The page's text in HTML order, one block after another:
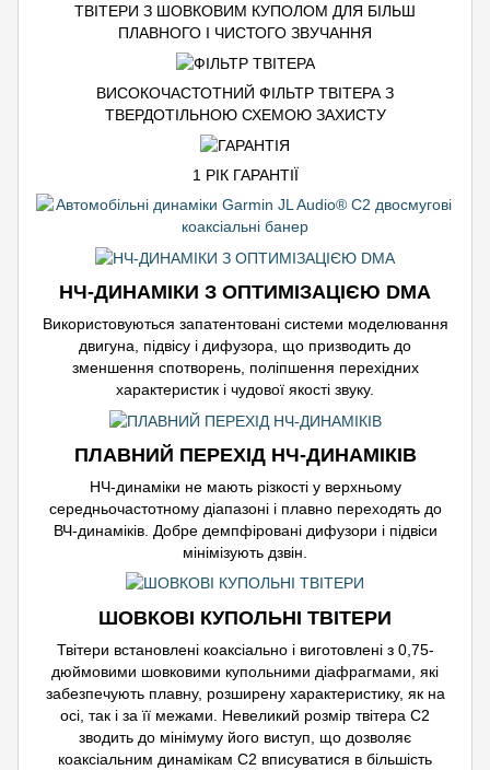
ТВІТЕРИ З ШОВКОВИМ КУПОЛОМ ДЛЯ БІЛЬШ
ПЛАВНОГО І ЧИСТОГО ЗВУЧАННЯ
ВИСОКОЧАСТОТНИЙ ФІЛЬТР ТВІТЕРА З
ТВЕРДОТІЛЬНОЮ СХЕМОЮ ЗАХИСТУ
1 РІК ГАРАНТІЇ
НЧ-ДИНАМІКИ З ОПТИМІЗАЦІЄЮ DMA
Використовуються запатентовані системи моделювання
двигуна, підвісу і дифузора, що призводить до
зменшення спотворень, поліпшення перехідних
характеристик і чудової якості звуку.
ПЛАВНИЙ ПЕРЕХІД НЧ-ДИНАМІКІВ
НЧ-динаміки не мають різкості у верхньому
середньочастотному діапазоні і плавно переходять до
ВЧ-динаміків. Добре демпфіровані дифузори і підвіси
мінімізують дзвін.
ШОВКОВІ КУПОЛЬНІ ТВІТЕРИ
Твітери встановлені коаксіально і виготовлені з 0,75-
дюймовими шовковими купольними діафрагмами, які
забезпечують плавну, розширену характеристику, як на
осі, так і за її межами. Невеликий розмір твітера C2
зводить до мінімуму його виступ, що дозволяє
коаксіальним динамікам C2 вписуватися в більшість